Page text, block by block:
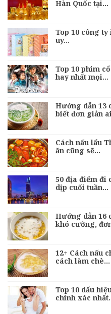
Hàn Quốc tại…
Top 10 công
uy…
Top 10 phim
hay nhất mọi…
Hướng dẫn 13
biết đơn giản
Cách nấu lẩu
ăn cũng sẽ…
50 địa điểm đi
dịp cuối tuần…
Hướng dẫn 16
khó cưỡng,
12+ Cách nấu
cách làm chè…
Top 10 dấu
chính xác